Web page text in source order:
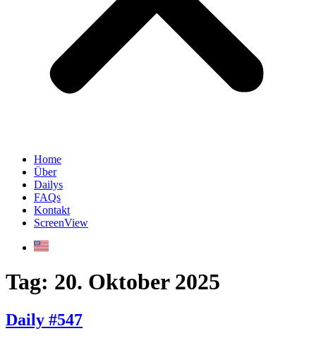
Home
Über
Dailys
FAQs
Kontakt
ScreenView
Tag: 20. Oktober 2025
Daily #547